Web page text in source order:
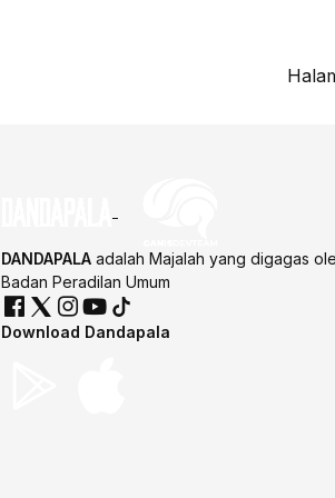
DANDAPALA adalah Majalah yang digagas
Badan Peradilan Umum
Download Dandapala